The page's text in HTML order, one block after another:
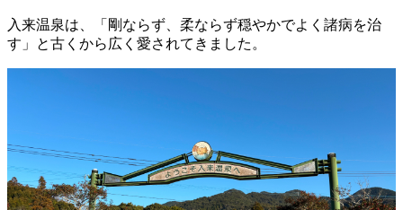
入来温泉は、「剛ならず、柔ならず穏やかでよく諸病を治
す」と古くから広く愛されてきました。